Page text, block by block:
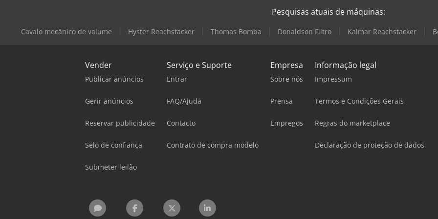
Pesquisas atuais de máquinas:
Cavalo mecânico de volume Hyster Reachstacker Thomas Bomba Donaldson Filtro Kalmar Reachstacker
Vender
Publicar anúncios
Gerir anúncios
Reservar publicidade
Selo de confiança
Submeter leilão
Serviço e Suporte
Entrar
FAQ/Ajuda
Contacto
Contrato de compra modelo
Empresa
Sobre nós
Prensa
Empregos
Informação legal
Impressum
Termos e Condições Gerais
Regras do marketplace
Declaração de proteção de dados